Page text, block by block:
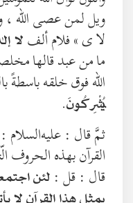
ويل لمن عصى الله ،
لا ى » فلام ألفلا
ما من عبد قالها
الله فوق خلقه باسطةً
يُشْرِكُونَ.
ثمَّ قال : عليه‌السلام :
القرآن بهذه الحروف
قال : قل : لئن
بمثل هذا القرآن لا